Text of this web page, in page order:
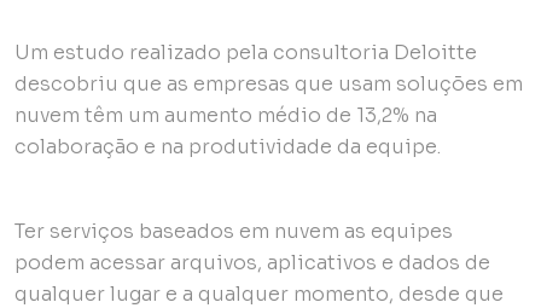
Um estudo realizado pela consultoria Deloitte
descobriu que as empresas que usam soluções em
nuvem têm um aumento médio de 13,2% na
colaboração e na produtividade da equipe.
Ter serviços baseados em nuvem as equipes
podem acessar arquivos, aplicativos e dados de
qualquer lugar e a qualquer momento, desde que